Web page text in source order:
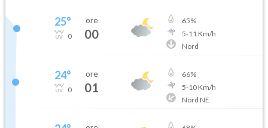
25°
0
ore
00
65%
5-11 Km/h
Nord
24°
0
ore
01
66%
5-10Km/h
Nord NE